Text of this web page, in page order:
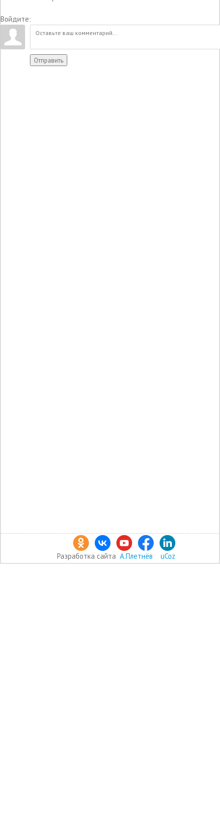
Войдите:
Отправить
Разработка сайта А.Плетнёв uCoz